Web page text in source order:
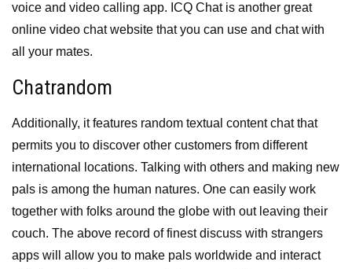
voice and video calling app. ICQ Chat is another great
online video chat website that you can use and chat with
all your mates.
Chatrandom
Additionally, it features random textual content chat that
permits you to discover other customers from different
international locations. Talking with others and making new
pals is among the human natures. One can easily work
together with folks around the globe with out leaving their
couch. The above record of finest discuss with strangers
apps will allow you to make pals worldwide and interact